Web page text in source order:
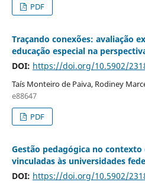
PDF
Traçando conexões: avaliação
educação especial na
DOI: https://doi.org/10.5902/
Taís Monteiro de Paiva, Rodiney
e88647
PDF
Gestão pedagógica no contexto
vinculadas às universidades
DOI: https://doi.org/10.5902/